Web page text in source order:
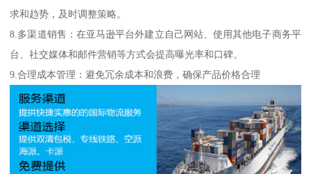
求和趋势，及时调整策略。
8.多渠道销售：在亚马逊平台外建立自己网站、使用其他电子商务平
台、社交媒体和邮件营销等方式会提高曝光率和口碑。
9.合理成本管理：避免冗余成本和浪费，确保产品价格合理